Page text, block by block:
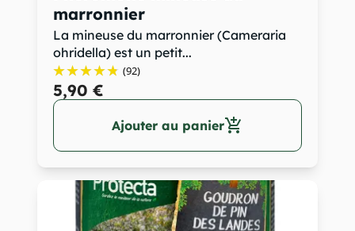
marronnier
La mineuse du marronnier (Cameraria
ohridella) est un petit...
(92)
5,90 €
Ajouter au panieradd_shopping_cart